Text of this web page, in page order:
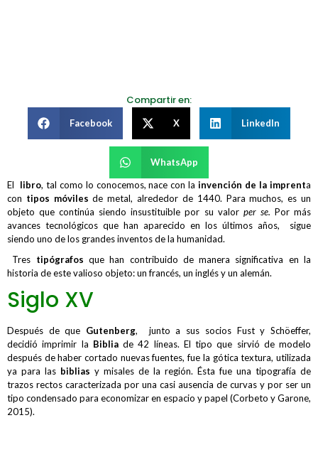
Compartir en:
Facebook X LinkedIn
WhatsApp
El libro, tal como lo conocemos, nace con lainvención de la imprenta
con tipos móviles de metal, alrededor de 1440. Para muchos, es un
objeto que continúa siendo insustituible por su valor per se. Por más
avances tecnológicos que han aparecido en los últimos años, sigue
siendo uno de los grandes inventos de la humanidad.
Tres tipógrafos que han contribuido de manera significativa en la
historia de este valioso objeto: un francés, un inglés y un alemán.
Siglo XV
Después de que Gutenberg, junto a sus socios Fust y Schöeffer,
decidió imprimir la Bibliade 42 líneas. El tipo que sirvió de modelo
después de haber cortado nuevas fuentes, fue la gótica textura, utilizada
ya para las biblias y misales de la región. Ésta fue una tipografía de
trazos rectos caracterizada por una casi ausencia de curvas y por ser un
tipo condensado para economizar en espacio y papel (Corbeto y Garone,
2015).